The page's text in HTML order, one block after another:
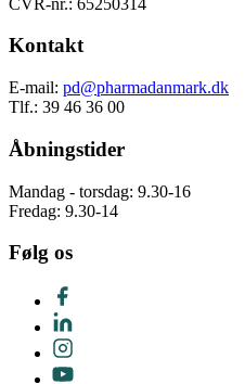
Kontakt
E-mail: pd@pharmadanmark.dk
Tlf.: 39 46 36 00
Åbningstider
Mandag - torsdag: 9.30-16
Fredag: 9.30-14
Følg os